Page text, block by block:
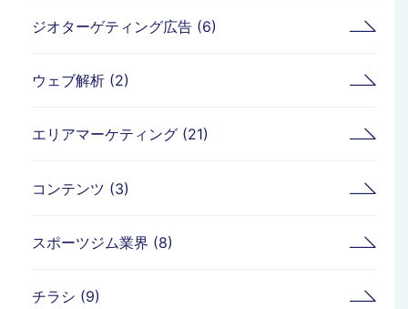
ジオターゲティング広告 (6)
ウェブ解析 (2)
エリアマーケティング (21)
コンテンツ (3)
スポーツジム業界 (8)
チラシ (9)